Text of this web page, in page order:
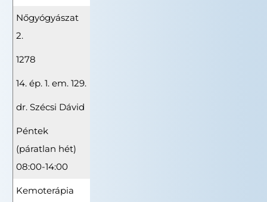
Nőgyógyászat
2.
1278
14. ép. 1. em. 129.
dr. Szécsi Dávid
Péntek
(páratlan hét)
08:00-14:00
Kemoterápia